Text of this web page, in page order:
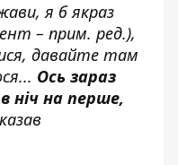
я б якраз
– прим. ред.),
давайте там
Ось зараз
ніч на перше,